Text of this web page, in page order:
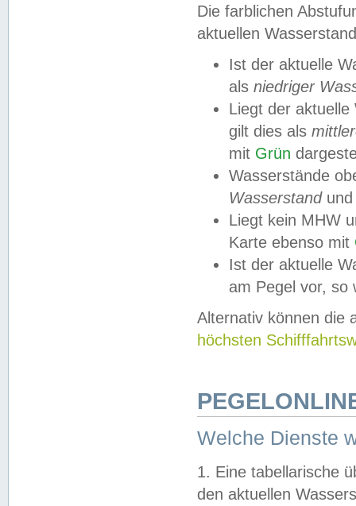
Die farblichen
aktuellen
Ist der aktuelle
als niedriger
Liegt der
gilt dies als
mit Grün
Wasserstände
Wasserstandund
Liegt kein MHW
Karte ebenso mit
Ist der aktuelle
am Pegel vor,
Alternativ können die
höchsten
Welche Dienste
1. Eine tabellarische
den aktuellen